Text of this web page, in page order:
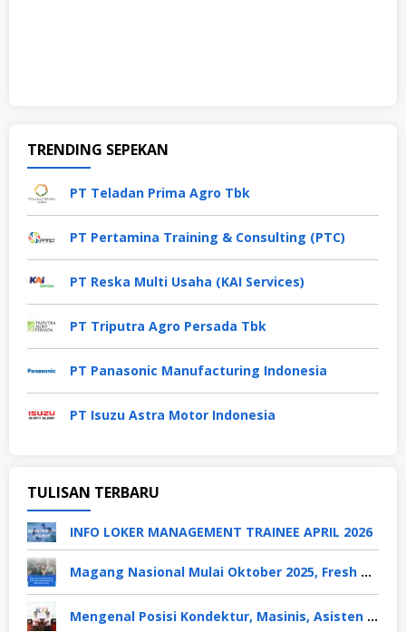
TRENDING SEPEKAN
PT Teladan Prima Agro Tbk
PT Pertamina Training & Consulting (PTC)
PT Reska Multi Usaha (KAI Services)
PT Triputra Agro Persada Tbk
PT Panasonic Manufacturing Indonesia
PT Isuzu Astra Motor Indonesia
TULISAN TERBARU
INFO LOKER MANAGEMENT TRAINEE APRIL 2026
Magang Nasional Mulai Oktober 2025, Fresh Graduate Dapat Gaji UMP Selama 6 Bulan
Mengenal Posisi Kondektur, Masinis, Asisten PPKA, Pemeliharaan Sarana dan Prasarana, Polsuska (Polisi Khusus Kereta Api), di PT KAI